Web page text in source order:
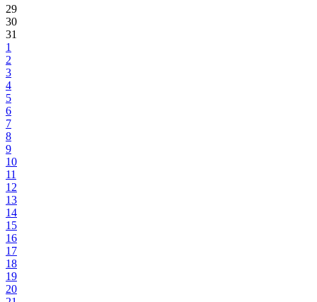
29
30
31
1
2
3
4
5
6
7
8
9
10
11
12
13
14
15
16
17
18
19
20